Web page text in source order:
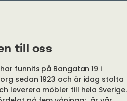
till oss
funnits på Bangatan 19 i
sedan 1923 och är idag stolta
leverera möbler till hela Sverige.